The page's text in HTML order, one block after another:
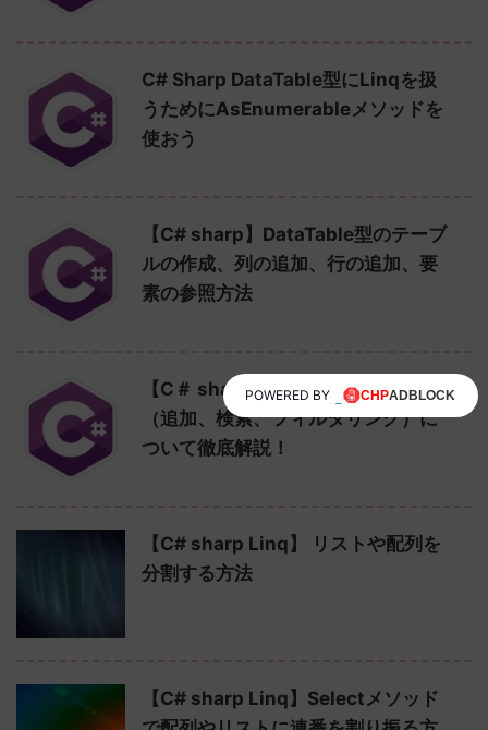
C# Sharp DataTable型にLinqを扱
うためにAsEnumerableメソッドを
使おう
【C# sharp】DataTable型のテーブ
ルの作成、列の追加、行の追加、要
素の参照方法
【C＃ sharp】datasetの使い方
（追加、検索、フィルタリング）に
ついて徹底解説！
【C# sharp Linq】 リストや配列を
分割する方法
【C# sharp Linq】Selectメソッド
POWERED BY